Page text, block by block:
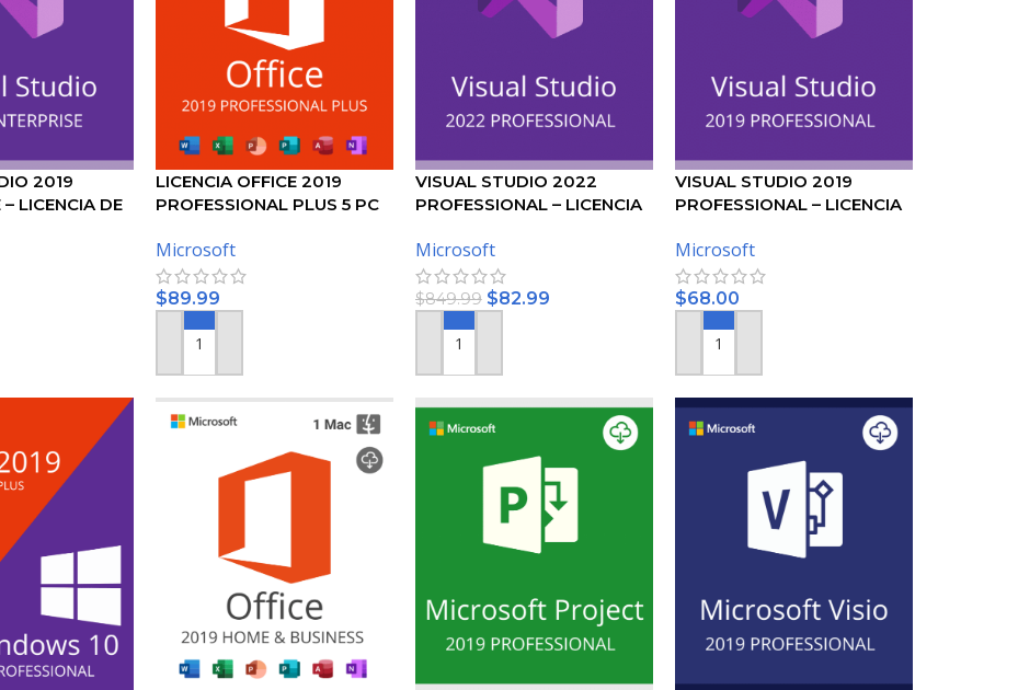
2019
– LICENCIA DE
LICENCIA OFFICE 2019
PROFESSIONAL PLUS 5 PC
Microsoft
$89.99
AÑADIR AL CARRITO
VISUAL STUDIO 2022
PROFESSIONAL – LICENCIA
Microsoft
$849.99 $82.99
AÑADIR AL CARRITO
VISUAL STUDIO 2019
PROFESSIONAL – LICENCIA
Microsoft
$68.00
AÑADIR AL CARRITO